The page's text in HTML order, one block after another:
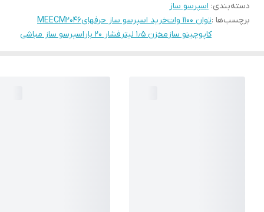
دسته‌بندی: اسپرسو ساز
برچسب‌ها :توان ۱۱۰۰ وات خرید اسپرسو ساز حرفهایMEECM2046
کاپوچینو سازمخزن ۱٫۵ لیتر فشار ۲۰ بار اسپرسو ساز مباشی